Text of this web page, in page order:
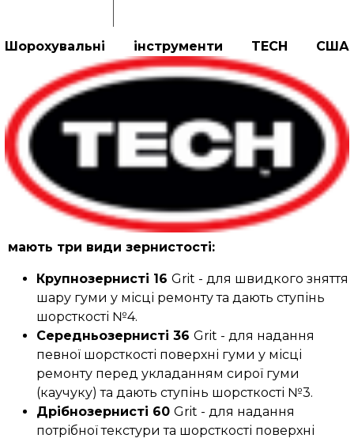
Шорохувальні інструменти TECH США
мають три види зернистості:
Крупнозернисті 16 Grit - для швидкого зняття
шару гуми у місці ремонту та дають ступінь
шорсткості №4.
Середньозернисті 36 Grit - для надання
певної шорсткості поверхні гуми у місці
ремонту перед укладанням сирої гуми
(каучуку) та дають ступінь шорсткості №3.
Дрібнозернисті 60 Grit - для надання
потрібної текстури та шорсткості поверхні